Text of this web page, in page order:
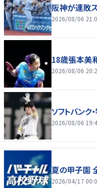
阪神が連敗
2026/08/06
18歳張本美
2026/08/06
ソフトバン
2026/08/06
夏の甲子園
2026/04/17